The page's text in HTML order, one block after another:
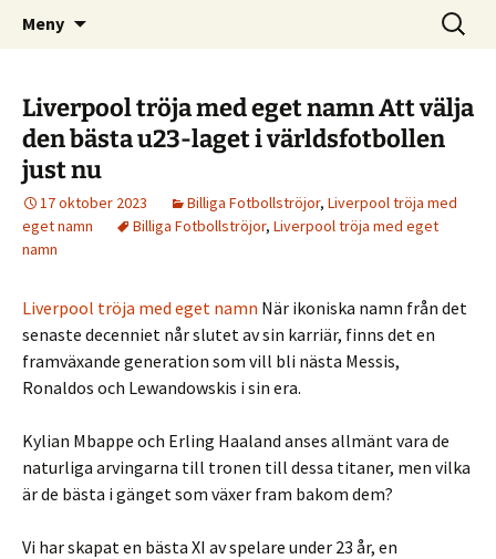
Meny
Sök
efter:
Liverpool tröja med eget namn Att välja
den bästa u23-laget i världsfotbollen
just nu
17 oktober 2023 Billiga Fotbollströjor, Liverpool tröja med
eget namn
Billiga Fotbollströjor, Liverpool tröja med eget
namn
Liverpool tröja med eget namn När ikoniska namn från det
senaste decenniet når slutet av sin karriär, finns det en
framväxande generation som vill bli nästa Messis,
Ronaldos och Lewandowskis i sin era.
Kylian Mbappe och Erling Haaland anses allmänt vara de
naturliga arvingarna till tronen till dessa titaner, men vilka
är de bästa i gänget som växer fram bakom dem?
Vi har skapat en bästa XI av spelare under 23 år, en